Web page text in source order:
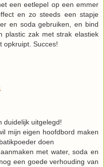
een eetlepel op een emmer
en zo steeds een stapje
en soda gebruiken, en bind
zak met strak elastiek
opkruipt. Succes!
duidelijk uitgelegd!
mijn eigen hoofdbord maken
doen
met water, soda en
een goede verhouding van